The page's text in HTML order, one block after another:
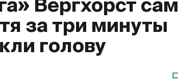
Вергхорст сам
за три минуты
голову